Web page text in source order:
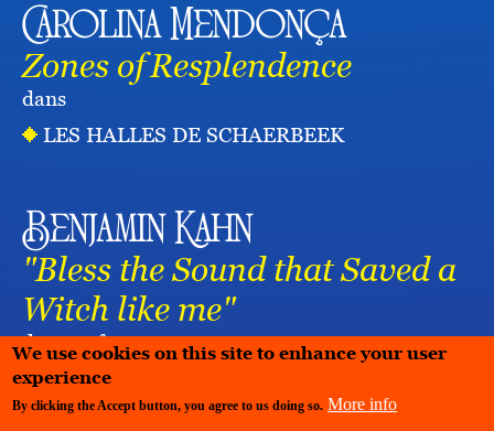
Carolina Mendonça
Zones of Resplendence
dans
LES HALLES DE SCHAERBEEK
Benjamin Kahn
"Bless the Sound that Saved a
Witch like me"
dansperformance
We use cookies on this site to enhance your user
experience
By clicking the Accept button, you agree to us doing so. More info